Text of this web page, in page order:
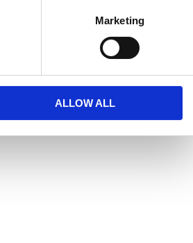
Marketing
ALLOW ALL
Vårt mest sålda
med riktigt bra
passform och
kr /Par